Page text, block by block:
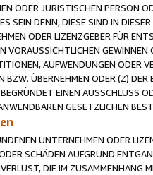
ODER JURISTISCHEN PERSON
SEIN DENN, DIESE SIND IN
ODER LIZENZGEBER FÜR
VORAUSSICHTLICHEN
AUFWENDUNGEN ODER
BZW. ÜBERNEHMEN ODER (Z)
EINEN AUSSCHLUSS
GESETZLICHEN
UNTERNEHMEN ODER
SCHÄDEN AUFGRUND
DIE IM ZUSAMMENHANG